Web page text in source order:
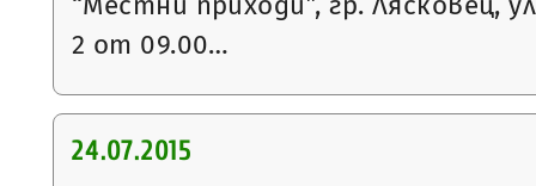
2 от 09.00…
24.07.2015